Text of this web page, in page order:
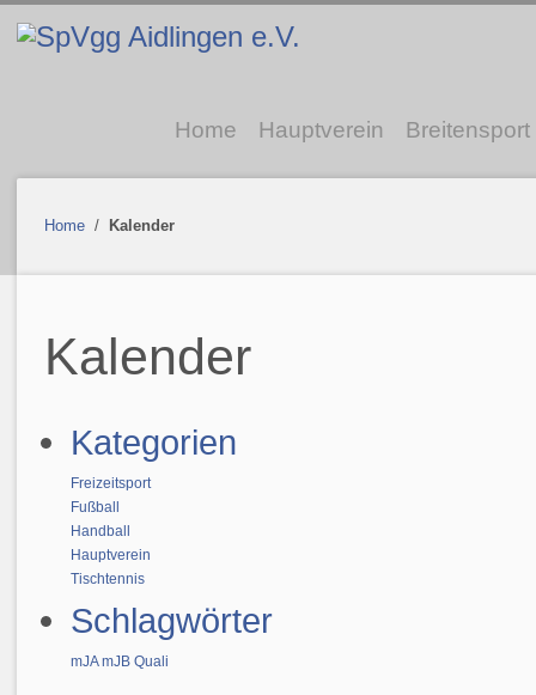
Home Hauptverein Breitensport
Home / Kalender
Kalender
Kategorien
Freizeitsport
Fußball
Handball
Hauptverein
Tischtennis
Schlagwörter
mJAmJB Quali